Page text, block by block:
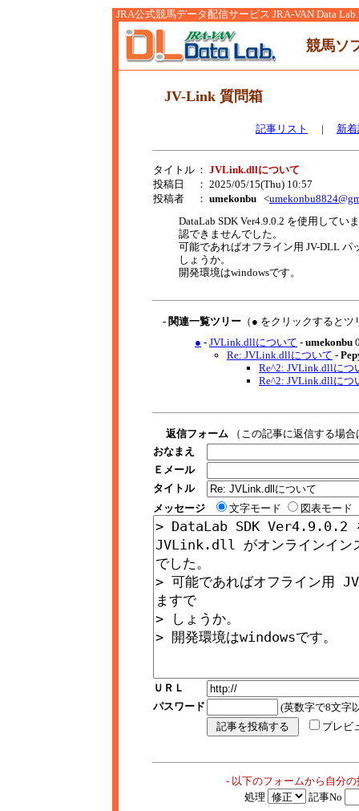
JRA公式競馬データ配信サービス JRA-VAN Data Lab.
競馬ソ
JV-Link 質問箱
記事リスト | 新
タイトル ： JVLink.dllについて
投稿日
： 2025/05/15(Thu) 10:57
投稿者
： umekonbu <
DataLab SDK Ver4.9.0.2 を使用して
認できませんでした。
可能であればオフライン用 JV-DLL パ
しょうか。
開発環境はwindowsです。
- 関連一覧ツリー （● をクリックすると
● - JVLink.dllについて - umekonbu
Re: JVLink.dllについて -
Re^2: JVLink.dllにつ
Re^2: JVLink.dllにつ
返信フォーム （この記事に返信する場
おなまえ
Ｅメール
タイトル
メッセージ
文字モード 図表モード
ＵＲＬ
パスワード
(英数字で8文字
プレビ
- 以下のフォームから自分
処理
記事No